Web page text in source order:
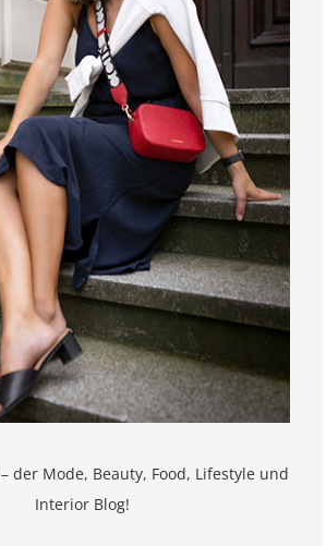
– der Mode, Beauty, Food, Lifestyle und
Interior Blog!